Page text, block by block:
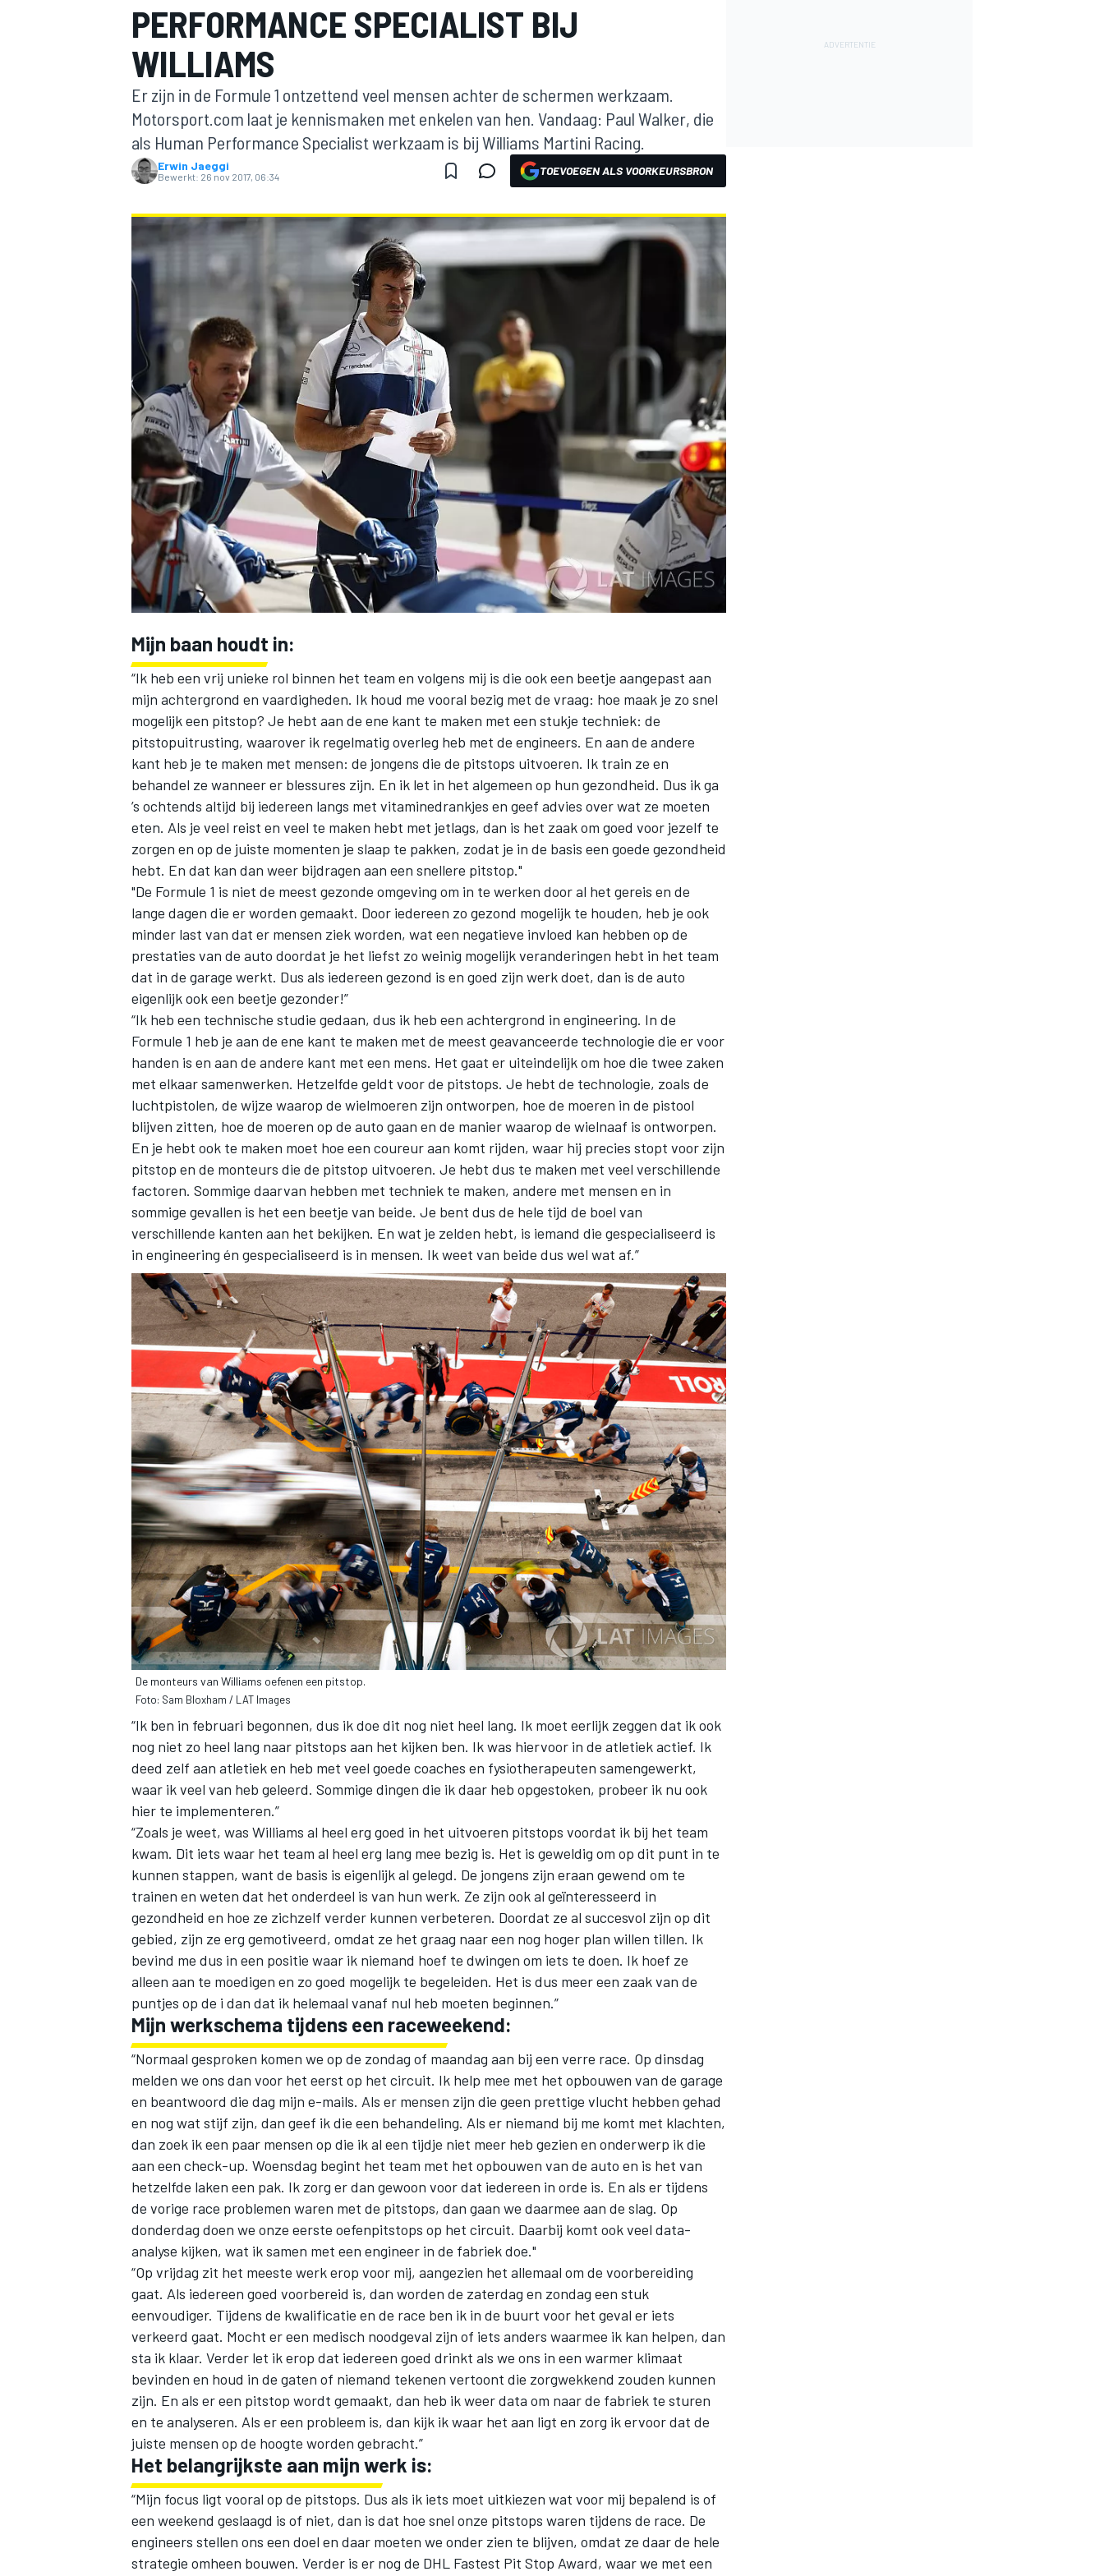
MOTOGP
INDYCAR
WEC DTM
MEER RACEKLASSEN
PERFORMANCE SPECIALIST BIJ
WILLIAMS
Er zijn in de Formule 1 ontzettend veel mensen achter de schermen werkzaam.
Motorsport.com laat je kennismaken met enkelen van hen. Vandaag: Paul Walker, die
als Human Performance Specialist werkzaam is bij Williams Martini Racing.
Erwin Jaeggi
Bewerkt: 26 nov 2017, 06:34 TOEVOEGEN ALS VOORKEURSBRON
Mijn baan houdt in:
“Ik heb een vrij unieke rol binnen het team en volgens mij is die ook een beetje aangepast aan
mijn achtergrond en vaardigheden. Ik houd me vooral bezig met de vraag: hoe maak je zo snel
mogelijk een pitstop? Je hebt aan de ene kant te maken met een stukje techniek: de
pitstopuitrusting, waarover ik regelmatig overleg heb met de engineers. En aan de andere
kant heb je te maken met mensen: de jongens die de pitstops uitvoeren. Ik train ze en
behandel ze wanneer er blessures zijn. En ik let in het algemeen op hun gezondheid. Dus ik ga
’s ochtends altijd bij iedereen langs met vitaminedrankjes en geef advies over wat ze moeten
eten. Als je veel reist en veel te maken hebt met jetlags, dan is het zaak om goed voor jezelf te
zorgen en op de juiste momenten je slaap te pakken, zodat je in de basis een goede gezondheid
hebt. En dat kan dan weer bijdragen aan een snellere pitstop."
"De Formule 1 is niet de meest gezonde omgeving om in te werken door al het gereis en de
lange dagen die er worden gemaakt. Door iedereen zo gezond mogelijk te houden, heb je ook
minder last van dat er mensen ziek worden, wat een negatieve invloed kan hebben op de
prestaties van de auto doordat je het liefst zo weinig mogelijk veranderingen hebt in het team
dat in de garage werkt. Dus als iedereen gezond is en goed zijn werk doet, dan is de auto
eigenlijk ook een beetje gezonder!”
“Ik heb een technische studie gedaan, dus ik heb een achtergrond in engineering. In de
Formule 1 heb je aan de ene kant te maken met de meest geavanceerde technologie die er voor
handen is en aan de andere kant met een mens. Het gaat er uiteindelijk om hoe die twee zaken
met elkaar samenwerken. Hetzelfde geldt voor de pitstops. Je hebt de technologie, zoals de
luchtpistolen, de wijze waarop de wielmoeren zijn ontworpen, hoe de moeren in de pistool
blijven zitten, hoe de moeren op de auto gaan en de manier waarop de wielnaaf is ontworpen.
En je hebt ook te maken moet hoe een coureur aan komt rijden, waar hij precies stopt voor zijn
pitstop en de monteurs die de pitstop uitvoeren. Je hebt dus te maken met veel verschillende
factoren. Sommige daarvan hebben met techniek te maken, andere met mensen en in
sommige gevallen is het een beetje van beide. Je bent dus de hele tijd de boel van
verschillende kanten aan het bekijken. En wat je zelden hebt, is iemand die gespecialiseerd is
in engineering én gespecialiseerd is in mensen. Ik weet van beide dus wel wat af.”
De monteurs van Williams oefenen een pitstop.
Foto: Sam Bloxham / LAT Images
“Ik ben in februari begonnen, dus ik doe dit nog niet heel lang. Ik moet eerlijk zeggen dat ik ook
nog niet zo heel lang naar pitstops aan het kijken ben. Ik was hiervoor in de atletiek actief. Ik
deed zelf aan atletiek en heb met veel goede coaches en fysiotherapeuten samengewerkt,
waar ik veel van heb geleerd. Sommige dingen die ik daar heb opgestoken, probeer ik nu ook
hier te implementeren.”
“Zoals je weet, was Williams al heel erg goed in het uitvoeren pitstops voordat ik bij het team
kwam. Dit iets waar het team al heel erg lang mee bezig is. Het is geweldig om op dit punt in te
kunnen stappen, want de basis is eigenlijk al gelegd. De jongens zijn eraan gewend om te
trainen en weten dat het onderdeel is van hun werk. Ze zijn ook al geïnteresseerd in
gezondheid en hoe ze zichzelf verder kunnen verbeteren. Doordat ze al succesvol zijn op dit
gebied, zijn ze erg gemotiveerd, omdat ze het graag naar een nog hoger plan willen tillen. Ik
bevind me dus in een positie waar ik niemand hoef te dwingen om iets te doen. Ik hoef ze
alleen aan te moedigen en zo goed mogelijk te begeleiden. Het is dus meer een zaak van de
puntjes op de i dan dat ik helemaal vanaf nul heb moeten beginnen.”
Mijn werkschema tijdens een raceweekend:
“Normaal gesproken komen we op de zondag of maandag aan bij een verre race. Op dinsdag
melden we ons dan voor het eerst op het circuit. Ik help mee met het opbouwen van de garage
en beantwoord die dag mijn e-mails. Als er mensen zijn die geen prettige vlucht hebben gehad
en nog wat stijf zijn, dan geef ik die een behandeling. Als er niemand bij me komt met klachten,
dan zoek ik een paar mensen op die ik al een tijdje niet meer heb gezien en onderwerp ik die
aan een check-up. Woensdag begint het team met het opbouwen van de auto en is het van
hetzelfde laken een pak. Ik zorg er dan gewoon voor dat iedereen in orde is. En als er tijdens
de vorige race problemen waren met de pitstops, dan gaan we daarmee aan de slag. Op
donderdag doen we onze eerste oefenpitstops op het circuit. Daarbij komt ook veel data-
analyse kijken, wat ik samen met een engineer in de fabriek doe."
“Op vrijdag zit het meeste werk erop voor mij, aangezien het allemaal om de voorbereiding
gaat. Als iedereen goed voorbereid is, dan worden de zaterdag en zondag een stuk
eenvoudiger. Tijdens de kwalificatie en de race ben ik in de buurt voor het geval er iets
verkeerd gaat. Mocht er een medisch noodgeval zijn of iets anders waarmee ik kan helpen, dan
sta ik klaar. Verder let ik erop dat iedereen goed drinkt als we ons in een warmer klimaat
bevinden en houd in de gaten of niemand tekenen vertoont die zorgwekkend zouden kunnen
zijn. En als er een pitstop wordt gemaakt, dan heb ik weer data om naar de fabriek te sturen
en te analyseren. Als er een probleem is, dan kijk ik waar het aan ligt en zorg ik ervoor dat de
juiste mensen op de hoogte worden gebracht.”
Het belangrijkste aan mijn werk is:
“Mijn focus ligt vooral op de pitstops. Dus als ik iets moet uitkiezen wat voor mij bepalend is of
een weekend geslaagd is of niet, dan is dat hoe snel onze pitstops waren tijdens de race. De
engineers stellen ons een doel en daar moeten we onder zien te blijven, omdat ze daar de hele
strategie omheen bouwen. Verder is er nog de DHL Fastest Pit Stop Award, waar we met een